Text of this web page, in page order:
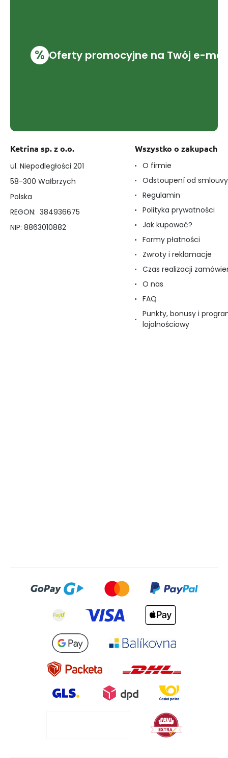
% Oferty promocyjne na Twój e-mail
Ketrina sp. z o.o.
ul. Niepodległości 201
58-300 Wałbrzych
Polska
REGON: 384936675
NIP: 8863010882
Wszystko o zakupach
O firmie
Odstoupení od smlouvy
Regulamin
Polityka prywatności
Jak kupować?
Formy płatności
Zwroty i reklamacje
Czas realizacji
O nas
FAQ
Punkty, bonusy i
lojalnościowy